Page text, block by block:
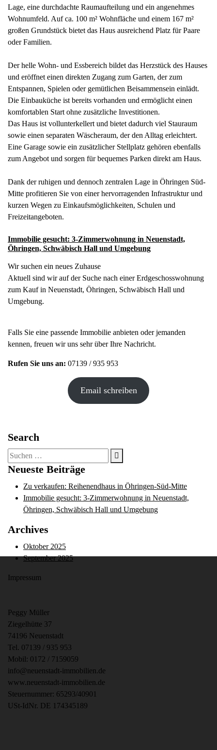
Lage, eine durchdachte Raumaufteilung und ein angenehmes
Wohnumfeld. Auf ca. 100 m² Wohnfläche und einem 167 m²
großen Grundstück bietet das Haus ausreichend Platz für Paare
oder Familien.
Der helle Wohn- und Essbereich bildet das Herzstück des Hauses
und eröffnet einen direkten Zugang zum Garten, der zum
Entspannen, Spielen oder gemütlichen Beisammensein einlädt.
Die Einbauküche ist bereits vorhanden und ermöglicht einen
komfortablen Start ohne zusätzliche Investitionen.
Das Haus ist vollunterkellert und bietet dadurch viel Stauraum
sowie einen separaten Wäscheraum, der den Alltag erleichtert.
Eine Garage sowie ein zusätzlicher Stellplatz gehören ebenfalls
zum Angebot und sorgen für bequemes Parken direkt am Haus.
Dank der ruhigen und dennoch zentralen Lage in Öhringen Süd-
Mitte profitieren Sie von einer hervorragenden Infrastruktur und
kurzen Wegen zu Einkaufsmöglichkeiten, Schulen und
Freizeitangeboten.
Immobilie gesucht: 3-Zimmerwohnung in Neuenstadt,
Öhringen, Schwäbisch Hall und Umgebung
Wir suchen ein neues Zuhause
Aktuell sind wir auf der Suche nach einer Erdgeschosswohnung
zum Kauf in Neuenstadt, Öhringen, Schwäbisch Hall und
Umgebung.
Falls Sie eine passende Immobilie anbieten oder jemanden
kennen, freuen wir uns sehr über Ihre Nachricht.
Rufen Sie uns an: 07139 / 935 953
Email schreiben
Search
Suche
nach:
Neueste Beiträge
Zu verkaufen: Reihenendhaus in Öhringen-Süd-Mitte
Immobilie gesucht: 3-Zimmerwohnung in Neuenstadt,
Öhringen, Schwäbisch Hall und Umgebung
Archives
Oktober 2025
September 2025
Impressum
Peggy Müller
Ziegelhütte 37
74196 Neuenstadt
Tel. 07139 / 935 953
Mobil: 0172 / 7159059
info@neuenstadt-immobilien.de
www.neuenstadt-immobilien.de
Steuernummer: 65293/40901
USt-IdNr. DE 174345189